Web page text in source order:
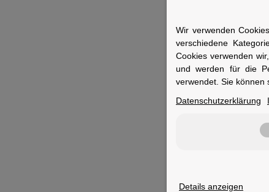
Ideal
Wir verwenden
verschiedene
Cookies verwenden
und werden für die
verwendet. Sie können
Datenschutzerklärung
Details anzeigen